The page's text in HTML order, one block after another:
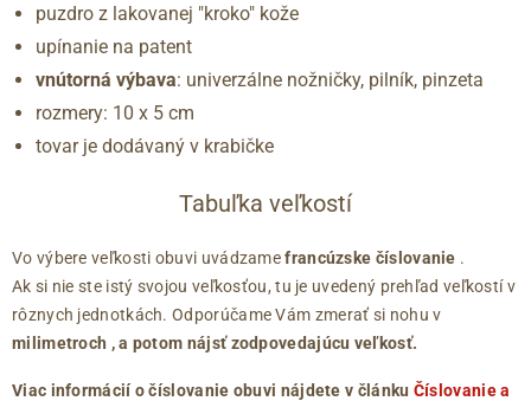
puzdro z lakovanej "kroko" kože
upínanie na patent
vnútorná výbava: univerzálne nožničky, pilník, pinzeta
rozmery: 10 x 5 cm
tovar je dodávaný v krabičke
Tabuľka veľkostí
Vo výbere veľkosti obuvi uvádzamefrancúzske číslovanie .
Ak si nie ste istý svojou veľkosťou, tu je uvedený prehľad veľkostí v
rôznych jednotkách. Odporúčame Vám zmerať si nohu v
milimetroch , a potom nájsť zodpovedajúcu veľkosť.
Viac informácií o číslovanie obuvi nájdete v článku Číslovanie a